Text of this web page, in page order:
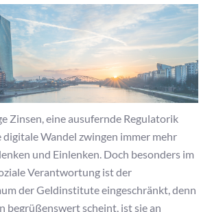
Zinsen, eine ausufernde Regulatorik
digitale Wandel zwingen immer mehr
und Einlenken. Doch besonders im
Verantwortung ist der
der Geldinstitute eingeschränkt, denn
begrüßenswert scheint, ist sie an